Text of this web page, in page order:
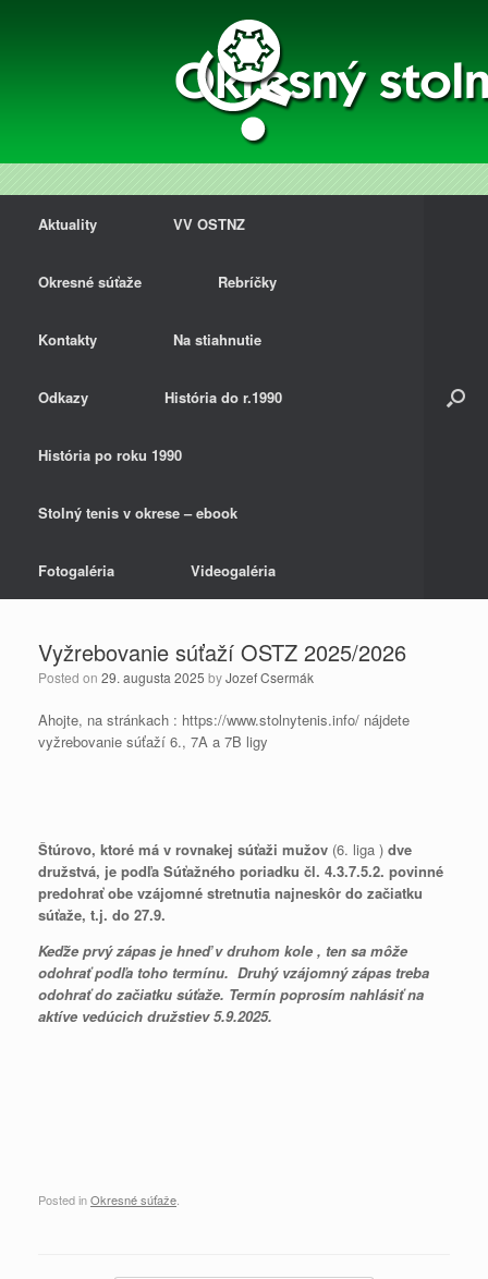
Aktuality VV OSTNZ
Okresné súťaže Rebríčky
Kontakty Na stiahnutie
Odkazy História do r.1990
História po roku 1990
Stolný tenis v okrese – ebook
Fotogaléria Videogaléria
Vyžrebovanie súťaží OSTZ 2025/2026
Posted on 29. augusta 2025 byJozef Csermák
Ahojte, na stránkach : https://www.stolnytenis.info/ nájdete
vyžrebovanie súťaží 6., 7A a 7B ligy
Štúrovo, ktoré má v rovnakej súťaži mužov (6. liga ) dve
družstvá, je podľa Súťažného poriadku čl. 4.3.7.5.2. povinné
predohrať obe vzájomné stretnutia najneskôr do začiatku
súťaže, t.j. do 27.9.
Keďže prvý zápas je hneď v druhom kole , ten sa môže
odohrať podľa toho termínu. Druhý vzájomný zápas treba
odohrať do začiatku súťaže. Termín poprosím nahlásiť na
aktíve vedúcich družstiev 5.9.2025.
Posted inOkresné súťaže